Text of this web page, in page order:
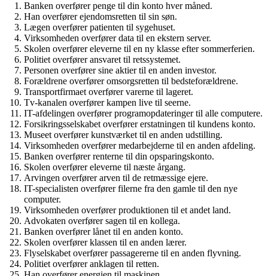
Banken overfører penge til din konto hver måned.
Han overfører ejendomsretten til sin søn.
Lægen overfører patienten til sygehuset.
Virksomheden overfører data til en ekstern server.
Skolen overfører eleverne til en ny klasse efter sommerferien.
Politiet overfører ansvaret til retssystemet.
Personen overfører sine aktier til en anden investor.
Forældrene overfører omsorgsretten til bedsteforældrene.
Transportfirmaet overfører varerne til lageret.
Tv-kanalen overfører kampen live til seerne.
IT-afdelingen overfører programopdateringer til alle computere.
Forsikringsselskabet overfører erstatningen til kundens konto.
Museet overfører kunstværket til en anden udstilling.
Virksomheden overfører medarbejderne til en anden afdeling.
Banken overfører renterne til din opsparingskonto.
Skolen overfører eleverne til næste årgang.
Arvingen overfører arven til de retmæssige ejere.
IT-specialisten overfører filerne fra den gamle til den nye
computer.
Virksomheden overfører produktionen til et andet land.
Advokaten overfører sagen til en kollega.
Banken overfører lånet til en anden konto.
Skolen overfører klassen til en anden lærer.
Flyselskabet overfører passagererne til en anden flyvning.
Politiet overfører anklagen til retten.